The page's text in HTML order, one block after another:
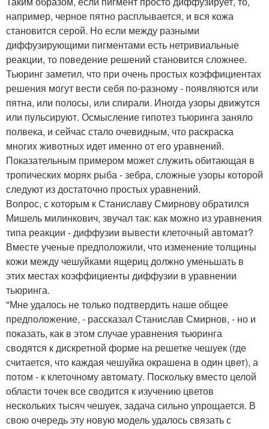
например, черное пятно расплывается, и вся кожа
становится серой. Но если между разными
диффузирующими пигментами есть нетривиальные
реакции, то поведение решений становится сложнее.
Тьюринг заметил, что при очень простых коэффициентах
решения могут вести себя по-разному - появляются или
пятна, или полосы, или спирали. Иногда узоры движутся
или пульсируют. Осмысление гипотез тьюринга заняло
полвека, и сейчас стало очевидным, что раскраска
многих животных идет именно от его уравнений.
Показательным примером может служить обитающая в
тропических морях рыба - зебра, сложные узоры которой
следуют из достаточно простых уравнений.
Вопрос, с которым к Станиславу Смирнову обратился
Мишель милинкович, звучал так: как можно из уравнения
типа реакции - диффузии вывести клеточный автомат?
Вместе ученые предположили, что изменение толщины
кожи между чешуйками ящериц должно уменьшать в
этих местах коэффициенты диффузии в уравнении
тьюринга.
"Мне удалось не только подтвердить наше общее
предположение, - рассказал Станислав Смирнов, - но и
показать, как в этом случае уравнения тьюринга
сводятся к дискретной форме на решетке чешуек (где
считается, что каждая чешуйка окрашена в один цвет), а
потом - к клеточному автомату. Поскольку вместо целой
области точек все сводится к изучению цветов
нескольких тысяч чешуек, задача сильно упрощается. В
свою очередь эту новую модель удалось связать с